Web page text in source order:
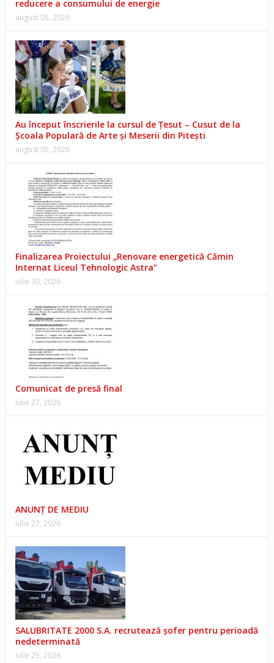
reducere a consumului de energie
august 05, 2026
Au început înscrierile la cursul de Țesut – Cusut de la
Școala Populară de Arte și Meserii din Pitești
august 05, 2026
Finalizarea Proiectului „Renovare energetică Cămin
Internat Liceul Tehnologic Astra”
iulie 30, 2026
Comunicat de presă final
iulie 27, 2026
ANUNŢ DE MEDIU
iulie 27, 2026
SALUBRITATE 2000 S.A. recrutează șofer pentru perioadă
nedeterminată
iulie 25, 2026